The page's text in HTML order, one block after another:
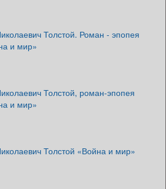
Толстой. Роман - эпопея
и мир»
Толстой, роман-эпопея
и мир»
Толстой «Война и мир»